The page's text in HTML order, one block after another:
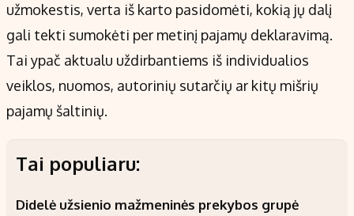
užmokestis, verta iš karto pasidomėti, kokią jų dalį
gali tekti sumokėti per metinį pajamų deklaravimą.
Tai ypač aktualu uždirbantiems iš individualios
veiklos, nuomos, autorinių sutarčių ar kitų mišrių
pajamų šaltinių.
Tai populiaru:
Didelė užsienio mažmeninės prekybos grupė